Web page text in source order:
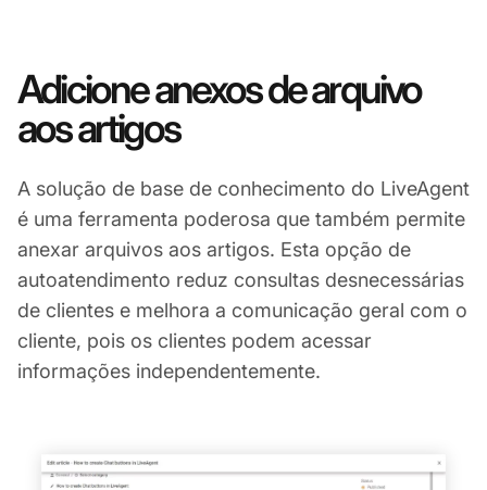
Adicione anexos de arquivo
aos artigos
A solução de base de conhecimento do LiveAgent
é uma ferramenta poderosa que também permite
anexar arquivos aos artigos. Esta opção de
autoatendimento reduz consultas desnecessárias
de clientes e melhora a comunicação geral com o
cliente, pois os clientes podem acessar
informações independentemente.